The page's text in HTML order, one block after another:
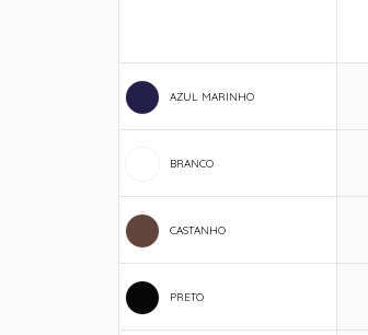
AZUL MARINHO
BRANCO
CASTANHO
PRETO